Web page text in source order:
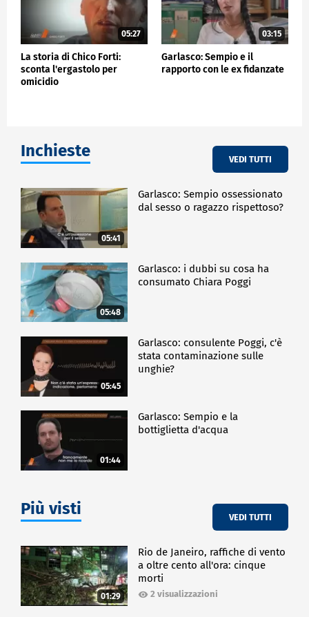
05:27
La storia di Chico Forti:
sconta l'ergastolo per
omicidio
03:15
Garlasco: Sempio e il
rapporto con le ex fidanzate
Inchieste VEDI TUTTI
05:41
Garlasco: Sempio ossessionato
dal sesso o ragazzo rispettoso?
05:48
Garlasco: i dubbi su cosa ha
consumato Chiara Poggi
05:45
Garlasco: consulente Poggi, c'è
stata contaminazione sulle
unghie?
01:44
Garlasco: Sempio e la
bottiglietta d'acqua
Più visti VEDI TUTTI
01:29
Rio de Janeiro, raffiche di vento
a oltre cento all'ora: cinque
morti
2 visualizzazioni